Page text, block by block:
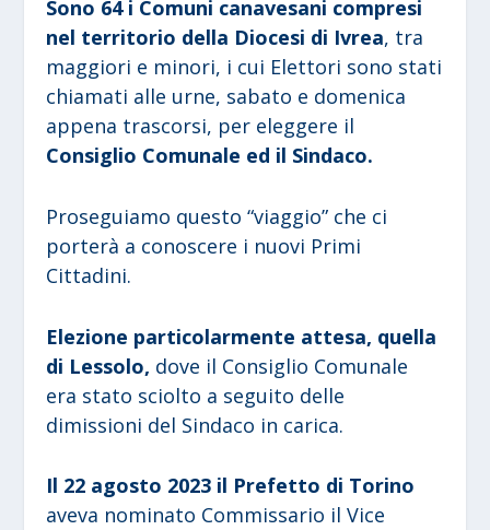
Sono 64 i Comuni canavesani compresi
nel territorio della Diocesi di Ivrea, tra
maggiori e minori, i cui Elettori sono stati
chiamati alle urne, sabato e domenica
appena trascorsi, per eleggere il
Consiglio Comunale ed il Sindaco.
Proseguiamo questo “viaggio” che ci
porterà a conoscere i nuovi Primi
Cittadini.
Elezione particolarmente attesa, quella
di Lessolo, dove il Consiglio Comunale
era stato sciolto a seguito delle
dimissioni del Sindaco in carica.
Il 22 agosto 2023 il Prefetto di Torino
aveva nominato Commissario il Vice